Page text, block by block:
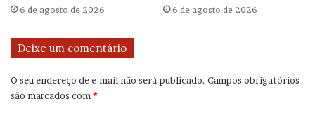
6 de agosto de 2026 6 de agosto de 2026
Deixe um comentário
O seu endereço de e-mail não será publicado. Campos obrigatórios
são marcados com*